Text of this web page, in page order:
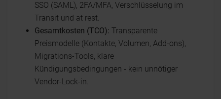
SSO (SAML), 2FA/MFA, Verschlüsselung im
Transit und at rest.
Gesamtkosten (TCO): Transparente
Preismodelle (Kontakte, Volumen, Add-ons),
Migrations-Tools, klare
Kündigungsbedingungen - kein unnötiger
Vendor-Lock-in.